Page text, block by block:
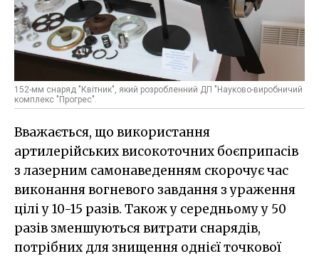
152-мм снаряд "Квітник", який розробленний ДП "Науково-виробничий
комплекс "Прогрес".
Вважається, що використання
артилерійських високоточних боєприпасів
з лазерним самонаведенням скорочує час
виконання вогневого завдання з ураження
цілі у 10-15 разів. Також у середньому у 50
разів зменшуються витрати снарядів,
потрібних для знищення однієї точкової